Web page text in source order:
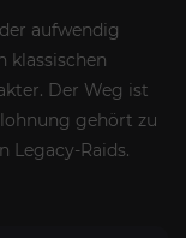
aufwendig
klassischen
Der Weg ist
gehört zu
Legacy-Raids.